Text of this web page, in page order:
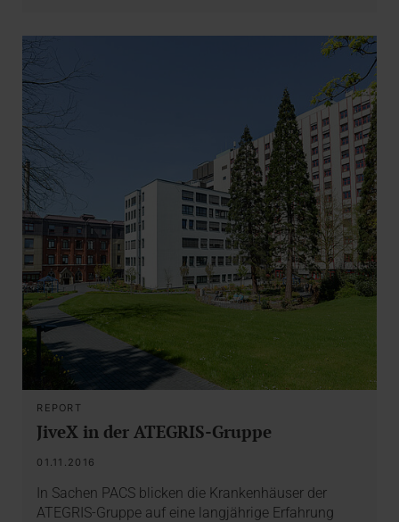
REPORT
JiveX in der ATEGRIS-Gruppe
01.11.2016
In Sachen PACS blicken die Krankenhäuser der
ATEGRIS-Gruppe auf eine langjährige Erfahrung